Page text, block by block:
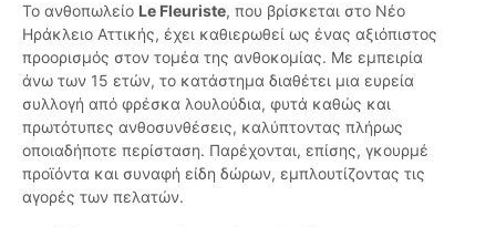
Το ανθοπωλείο Le Fleuriste, που βρίσκεται στο Νέο
Ηράκλειο Αττικής, έχει καθιερωθεί ως ένας αξιόπιστος
προορισμός στον τομέα της ανθοκομίας. Με εμπειρία
άνω των 15 ετών, το κατάστημα διαθέτει μια ευρεία
συλλογή από φρέσκα λουλούδια, φυτά καθώς και
πρωτότυπες ανθοσυνθέσεις, καλύπτοντας πλήρως
οποιαδήποτε περίσταση. Παρέχονται, επίσης, γκουρμέ
προϊόντα και συναφή είδη δώρων, εμπλουτίζοντας τις
αγορές των πελατών.